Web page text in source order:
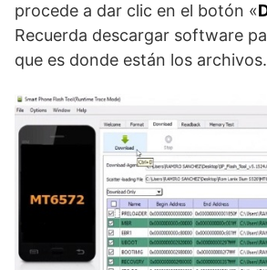
procede a dar clic en el botón «
Recuerda descargar software
que es donde están los archivos.